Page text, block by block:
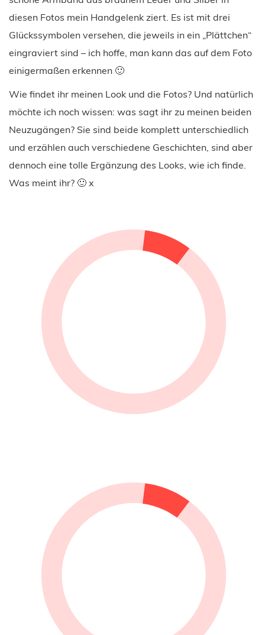
diesen Fotos mein Handgelenk ziert. Es ist mit drei
Glückssymbolen versehen, die jeweils in ein „Plättchen“
eingraviert sind – ich hoffe, man kann das auf dem Foto
einigermaßen erkennen 🙂
Wie findet ihr meinen Look und die Fotos? Und natürlich
möchte ich noch wissen: was sagt ihr zu meinen beiden
Neuzugängen? Sie sind beide komplett unterschiedlich
und erzählen auch verschiedene Geschichten, sind aber
dennoch eine tolle Ergänzung des Looks, wie ich finde.
Was meint ihr? 🙂 x